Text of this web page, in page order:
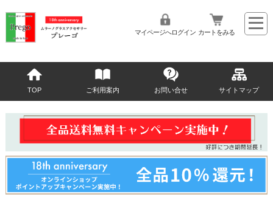
マイページへログイン カートをみる
TOP ご利用案内 お問い合せ サイトマップ